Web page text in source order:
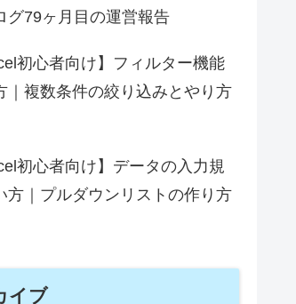
グ79ヶ月目の運営報告
初心者向け】フィルター機能
｜複数条件の絞り込みとやり方
初心者向け】データの入力規
方｜プルダウンリストの作り方
イブ